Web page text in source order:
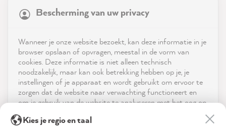
Service
Neem contact op met
Bescherming van uw privacy
Wanneer je onze website bezoekt, kan deze informatie in je
browser opslaan of opvragen, meestal in de vorm van
cookies. Deze informatie is niet alleen technisch
noodzakelijk, maar kan ook betrekking hebben op je, je
instellingen of je apparaat en wordt gebruikt om ervoor te
zorgen dat de website naar verwachting functioneert en
om je gebruik van de website te analyseren met het oog op
advertenties aan te bieden via de diensten die in de
reviews-io
Verified Customer
Kies je regio en taal